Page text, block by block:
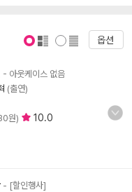
옵션
- 아웃케이스 없음
(출연)
원)
10.0
- [할인행사]